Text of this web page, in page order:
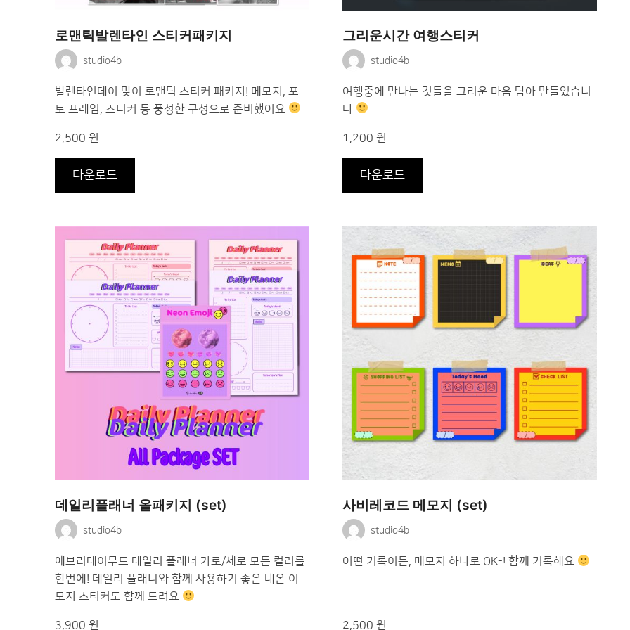
로맨틱발렌타인 스티커패키지
studio4b
발렌타인데이 맞이 로맨틱 스티커 패키지! 메모지, 포
토 프레임, 스티커 등 풍성한 구성으로 준비했어요
2,500 원
다운로드
그리운시간 여행스티커
studio4b
여행중에 만나는 것들을 그리운 마음 담아 만들었습니
다
1,200 원
다운로드
데일리플래너 올패키지 (set)
studio4b
에브리데이무드 데일리 플래너 가로/세로 모든 컬러를
한번에! 데일리 플래너와 함께 사용하기 좋은 네온 이
모지 스티커도 함께 드려요
3,900 원
사비레코드 메모지 (set)
studio4b
어떤 기록이든, 메모지 하나로 OK-! 함께 기록해요
2,500 원